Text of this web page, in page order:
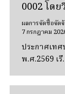
0002 โดย
ผลการจัดซื้อจัด
7 กรกฎาคม
ประกาศเทศ
พ.ศ.2569 เ